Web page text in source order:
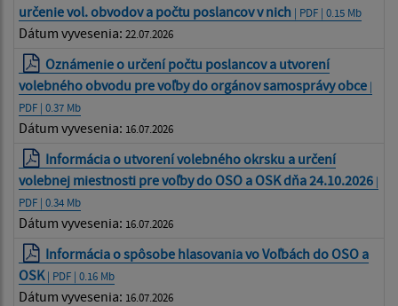
určenie vol. obvodov a počtu poslancov v nich | PDF | 0.15 Mb
Dátum vyvesenia: 22.07.2026
Oznámenie o určení počtu poslancov a utvorení
volebného obvodu pre voľby do orgánov samosprávy obce |
PDF | 0.37 Mb
Dátum vyvesenia: 16.07.2026
Informácia o utvorení volebného okrsku a určení
volebnej miestnosti pre voľby do OSO a OSK dňa 24.10.2026 |
PDF | 0.34 Mb
Dátum vyvesenia: 16.07.2026
Informácia o spôsobe hlasovania vo Voľbách do OSO a
OSK| PDF | 0.16 Mb
Dátum vyvesenia: 16.07.2026